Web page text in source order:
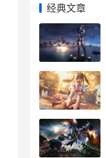
经典文章